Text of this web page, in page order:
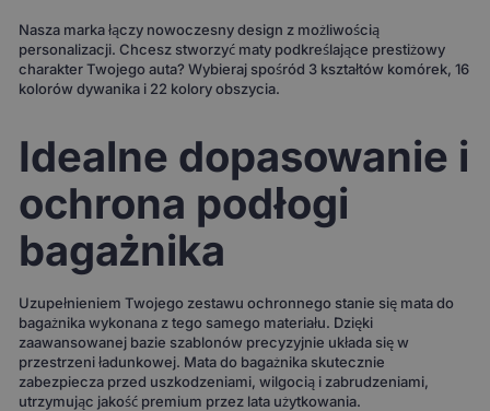
Nasza marka łączy nowoczesny design z możliwością
personalizacji. Chcesz stworzyć maty podkreślające prestiżowy
charakter Twojego auta? Wybieraj spośród 3 kształtów komórek, 16
kolorów dywanika i 22 kolory obszycia.
Idealne dopasowanie i
ochrona podłogi
bagażnika
Uzupełnieniem Twojego zestawu ochronnego stanie się mata do
bagażnika wykonana z tego samego materiału. Dzięki
zaawansowanej bazie szablonów precyzyjnie układa się w
przestrzeni ładunkowej. Mata do bagażnika skutecznie
zabezpiecza przed uszkodzeniami, wilgocią i zabrudzeniami,
utrzymując jakość premium przez lata użytkowania.